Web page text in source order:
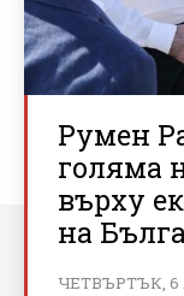
Румен
голяма
върху
на
ЧЕТВЪРТЪК, 6